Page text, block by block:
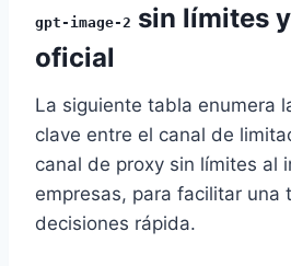
gpt-image-2 sin límites
oficial
La siguiente tabla enumera
clave entre el canal de
canal de proxy sin límites al
empresas, para facilitar una
decisiones rápida.